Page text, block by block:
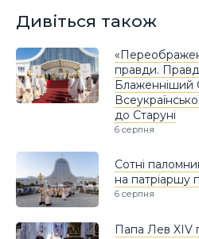
Дивіться також
правди.
Блаженніший
до Старуні
6 серпня
Сотні
на патріаршу
6 серпня
Папа Лев XIV